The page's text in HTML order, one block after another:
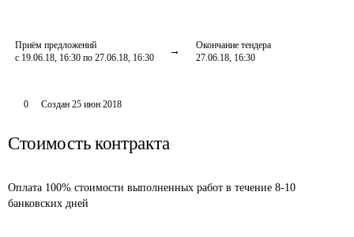
Приём предложений
с 19.06.18, 16:30 по 27.06.18, 16:30
Окончание тендера
27.06.18, 16:30
0 Создан 25 июн 2018
Стоимость контракта
Оплата 100% стоимости выполненных работ в течение 8-10
банковских дней